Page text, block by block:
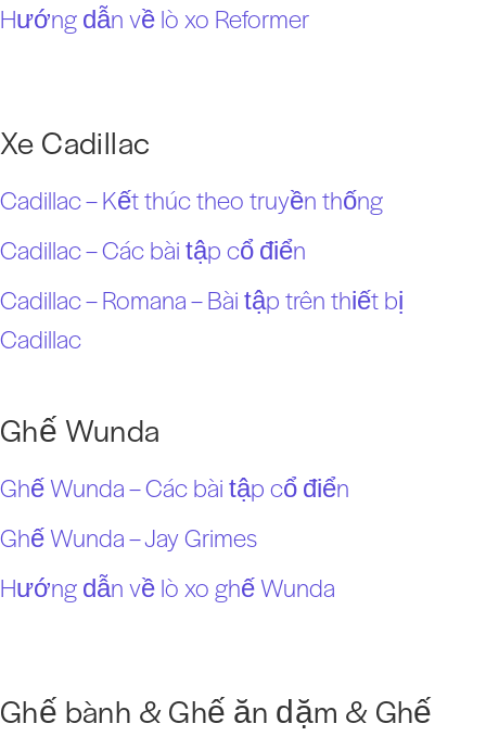
Hướng dẫn về lò xo Reformer
Xe Cadillac
Cadillac – Kết thúc theo truyền thống
Cadillac – Các bài tập cổ điển
Cadillac – Romana – Bài tập trên thiết bị
Cadillac
Ghế Wunda
Ghế Wunda – Các bài tập cổ điển
Ghế Wunda – Jay Grimes
Hướng dẫn về lò xo ghế Wunda
Ghế bành & Ghế ăn dặm & Ghế